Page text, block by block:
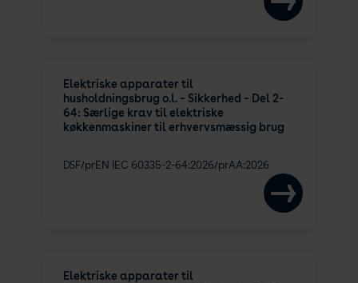
Elektriske apparater til
husholdningsbrug o.l. – Sikkerhed – Del 2-
64: Særlige krav til elektriske
køkkenmaskiner til erhvervsmæssig brug
DSF/prEN IEC 60335-2-64:2026/prAA:2026
Elektriske apparater til